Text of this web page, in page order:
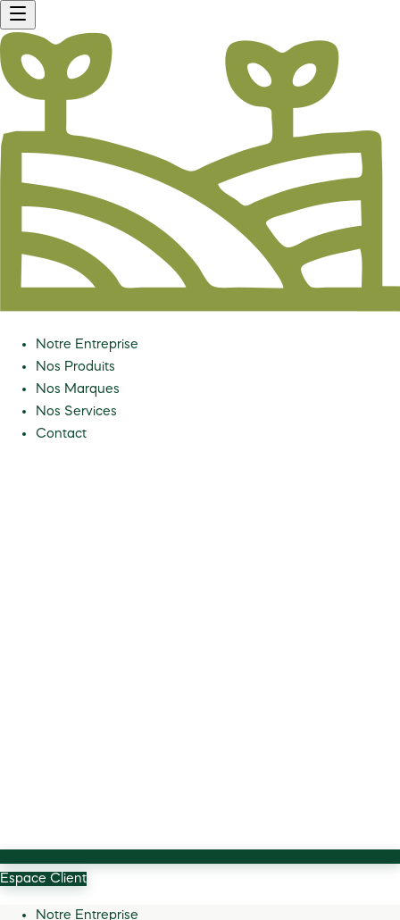
Notre Entreprise
Nos Produits
Nos Marques
Nos Services
Contact
Espace Client
Notre Entreprise